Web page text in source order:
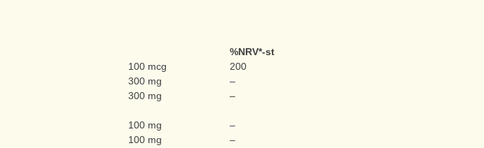
%NRV*-st
100 mcg
200
300 mg
–
300 mg
–
100 mg
–
100 mg
–